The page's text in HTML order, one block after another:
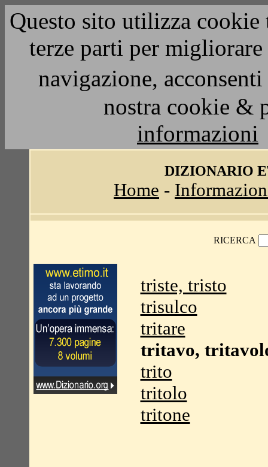
Questo sito utilizza
terze parti per
navigazione,
nostra cookie &
informazioni
DIZIONARIO
Home -
RICERCA
triste, tristo
trisulco
tritare
tritavo,
trito
tritolo
tritone